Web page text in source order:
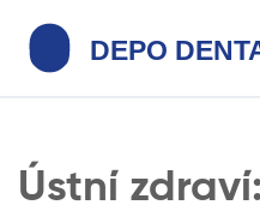
Ústní